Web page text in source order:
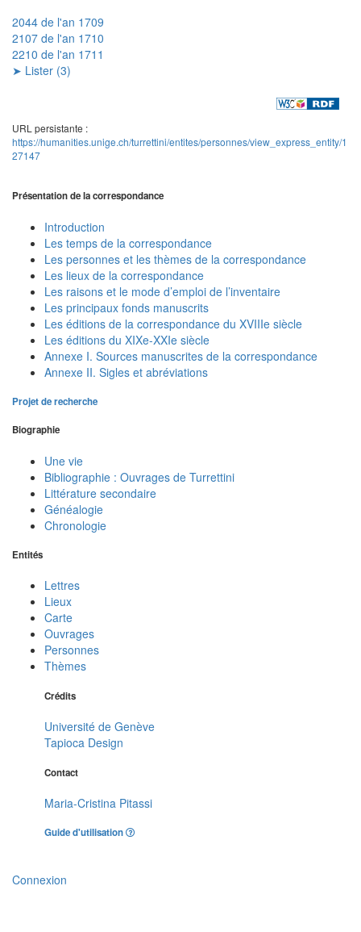
2044 de l'an 1709
2107 de l'an 1710
2210 de l'an 1711
➤ Lister (3)
URL persistante :
https://humanities.unige.ch/turrettini/entites/personnes/view_express_entity/1
27147
Présentation de la correspondance
Introduction
Les temps de la correspondance
Les personnes et les thèmes de la correspondance
Les lieux de la correspondance
Les raisons et le mode d’emploi de l’inventaire
Les principaux fonds manuscrits
Les éditions de la correspondance du XVIIIe siècle
Les éditions du XIXe-XXIe siècle
Annexe I. Sources manuscrites de la correspondance
Annexe II. Sigles et abréviations
Projet de recherche
Biographie
Une vie
Bibliographie : Ouvrages de Turrettini
Littérature secondaire
Généalogie
Chronologie
Entités
Lettres
Lieux
Carte
Ouvrages
Personnes
Thèmes
Crédits
Université de Genève
Tapioca Design
Contact
Maria-Cristina Pitassi
Guide d'utilisation
Connexion